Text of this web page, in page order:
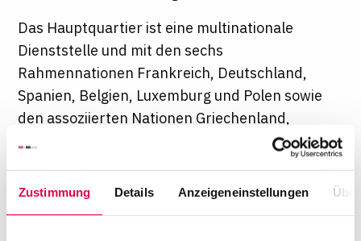
Zustimmung Details Anzeigeneinstellungen
Das Hauptquartier ist eine multinationale
Dienststelle und mit den sechs
Rahmennationen Frankreich, Deutschland,
Spanien, Belgien, Luxemburg und Polen sowie
den assoziierten Nationen Griechenland,
Italien, Türkei, Rumänien und Österreich
besetzt. Unsere Abteilung ist verantwortlich
für die Verwaltung, das Vertragswesen und